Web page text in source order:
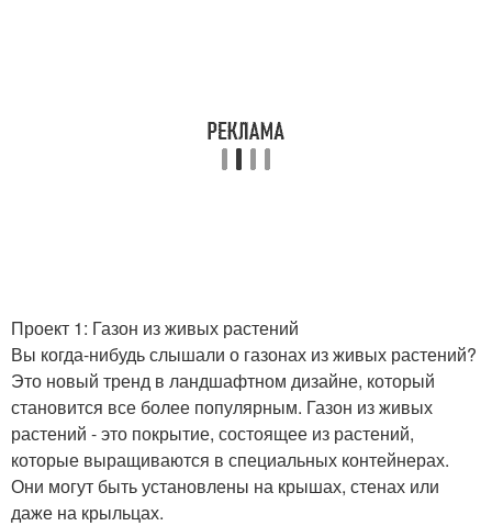
Проект 1: Газон из живых растений
Вы когда-нибудь слышали о газонах из живых растений?
Это новый тренд в ландшафтном дизайне, который
становится все более популярным. Газон из живых
растений - это покрытие, состоящее из растений,
которые выращиваются в специальных контейнерах.
Они могут быть установлены на крышах, стенах или
даже на крыльцах.